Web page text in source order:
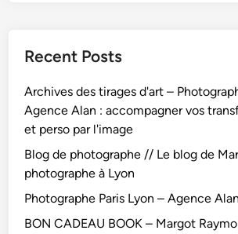
Recent Posts
Archives des tirages d'art –
Agence Alan : accompagner vos
et perso par l'image
Blog de photographe // Le blog de
photographe à Lyon
Photographe Paris Lyon – Agence Alan
BON CADEAU BOOK – Margot